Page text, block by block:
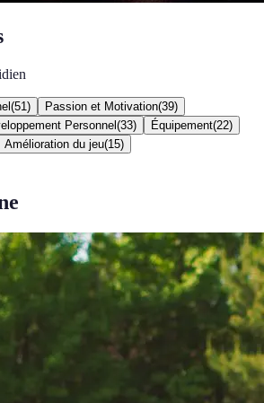
(51 ) Passion et Motivation(39)
Personnel (33) Équipement(22)
Amélioration du jeu(15)